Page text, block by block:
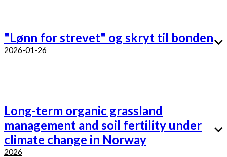
"Lønn for strevet" og skryt til bonden
2026-01-26
Long-term organic grassland
management and soil fertility under
climate change in Norway
2026